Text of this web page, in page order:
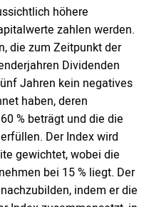
höhere
zahlen werden.
die zum Zeitpunkt der
Dividenden
Jahren kein negatives
haben, deren
% beträgt und die die
Der Index wird
gewichtet, wobei die
bei 15 % liegt. Der
indem er die